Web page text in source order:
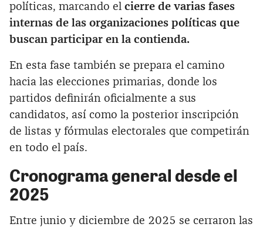
políticas, marcando el cierre de varias fases
internas de las organizaciones políticas que
buscan participar en la contienda.
En esta fase también se prepara el camino
hacia las elecciones primarias, donde los
partidos definirán oficialmente a sus
candidatos, así como la posterior inscripción
de listas y fórmulas electorales que competirán
en todo el país.
Cronograma general desde el
2025
Entre junio y diciembre de 2025 se cerraron las